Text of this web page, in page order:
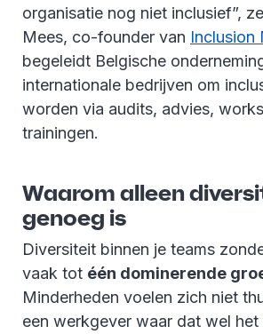
organisatie nog niet inclusief”,
Mees, co-founder van Inclusion
begeleidt Belgische
internationale bedrijven om
worden via audits, advies,
trainingen.
Waarom alleen
genoeg is
Diversiteit binnen je teams
vaak tot één dominerende
Minderheden voelen zich niet
een werkgever waar dat wel het